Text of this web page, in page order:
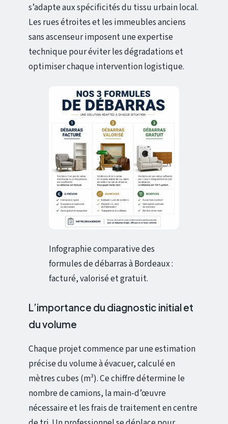
s’adapte aux spécificités du tissu urbain local.
Les rues étroites et les immeubles anciens
sans ascenseur imposent une expertise
technique pour éviter les dégradations et
optimiser chaque intervention logistique.
Infographie comparative des
formules de débarras à Bordeaux :
facturé, valorisé et gratuit.
L’importance du diagnostic initial et
du volume
Chaque projet commence par une estimation
précise du volume à évacuer, calculé en
mètres cubes (m³). Ce chiffre détermine le
nombre de camions, la main-d’œuvre
nécessaire et les frais de traitement en centre